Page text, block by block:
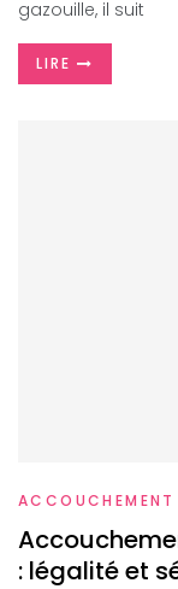
gazouille, il suit
LIRE
ACCOUCHEMENT
: légalité et